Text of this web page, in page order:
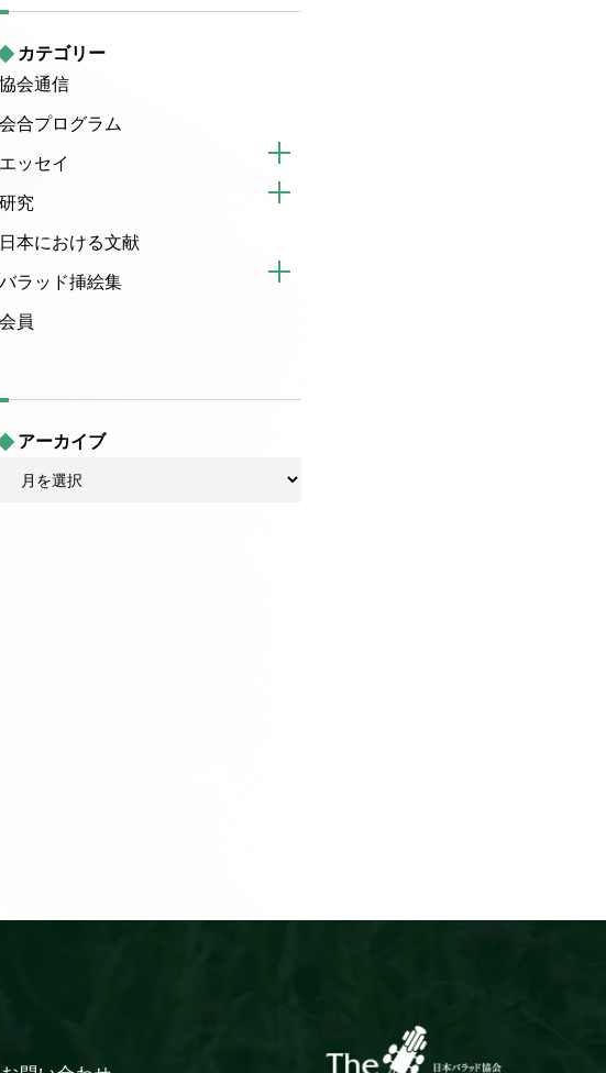
カテゴリー
協会通信
会合プログラム
エッセイ
研究
日本における文献
バラッド挿絵集
会員
アーカイブ